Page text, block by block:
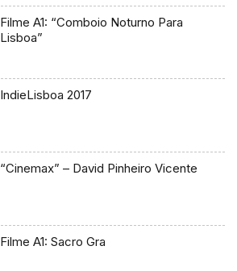
Filme A1: “Comboio Noturno Para
Lisboa”
IndieLisboa 2017
“Cinemax” – David Pinheiro Vicente
Filme A1: Sacro Gra